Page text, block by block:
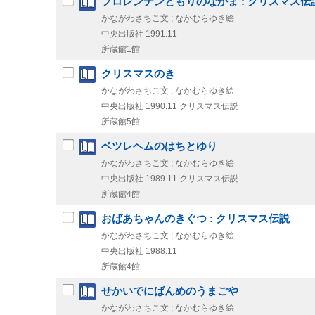
かながわさちこ文 ; なかむらゆき絵
中央出版社 1991.11
所蔵館1館
クリスマスのき
かながわさちこ文 ; なかむらゆき絵
中央出版社 1990.11 クリスマス伝説
所蔵館5館
ベツレヘムのはちとゆり
かながわさちこ文 ; なかむらゆき絵
中央出版社 1989.11 クリスマス伝説
所蔵館4館
おばあちゃんのきぐつ : クリスマス伝説
かながわさちこ文 ; なかむらゆき絵
中央出版社 1988.11
所蔵館4館
せかいでにばんめのうまごや
かながわさちこ文 ; なかむらゆき絵